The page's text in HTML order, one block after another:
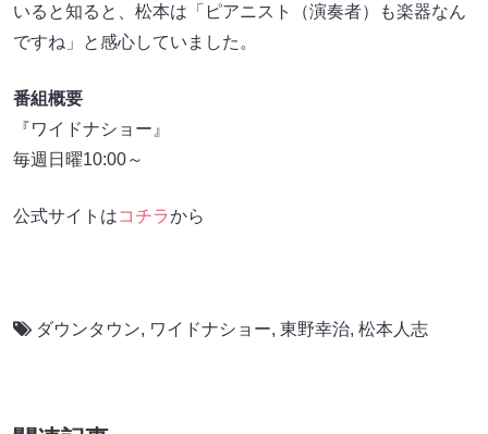
いると知ると、松本は「ピアニスト（演奏者）も楽器なん
ですね」と感心していました。
番組概要
『ワイドナショー』
毎週日曜10:00～
公式サイトはコチラから
ダウンタウン, ワイドナショー, 東野幸治, 松本人志